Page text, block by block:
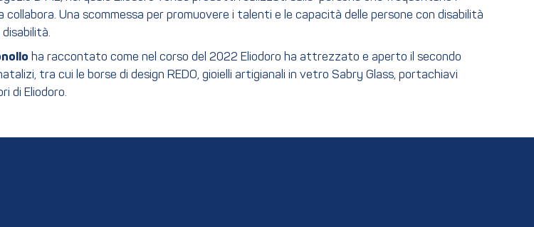
Una scommessa per promuovere i talenti e le capacità delle persone con disabilità
ha raccontato come nel corso del 2022 Eliodoro ha attrezzato e aperto il secondo
tra cui le borse di design REDO, gioielli artigianali in vetro Sabry Glass, portachiavi
di Eliodoro.